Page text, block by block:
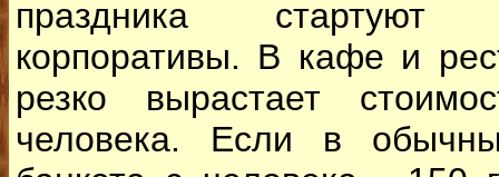
праздника стартуют
корпоративы. В кафе и
резко вырастает
человека. Если в